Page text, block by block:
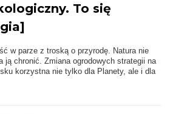
To się
w parze z troską o przyrodę. Natura nie
ją chronić. Zmiana ogrodowych strategii na
korzystna nie tylko dla Planety, ale i dla